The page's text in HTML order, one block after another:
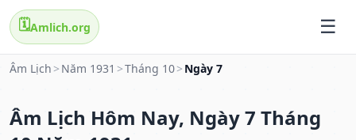
🗓️Amlich.org
Âm Lịch > Năm 1931 >Tháng 10> Ngày 7
Âm Lịch Hôm Nay, Ngày 7 Tháng